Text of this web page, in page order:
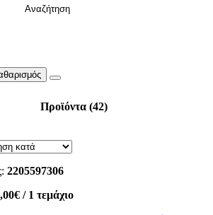
Αναζήτηση
Προϊόντα (42)
2205597306
/ 1 τεμάχιο